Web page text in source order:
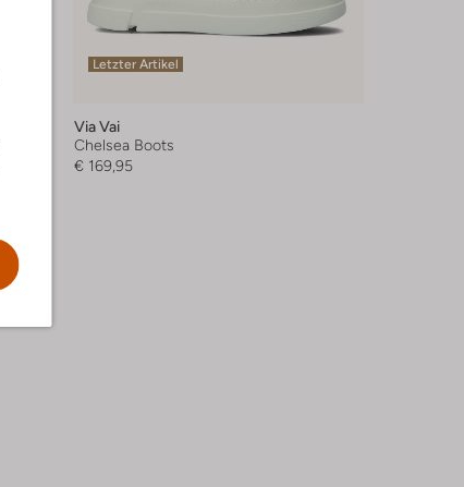
Letzter Artikel
Via Vai
Chelsea Boots
€ 169,95